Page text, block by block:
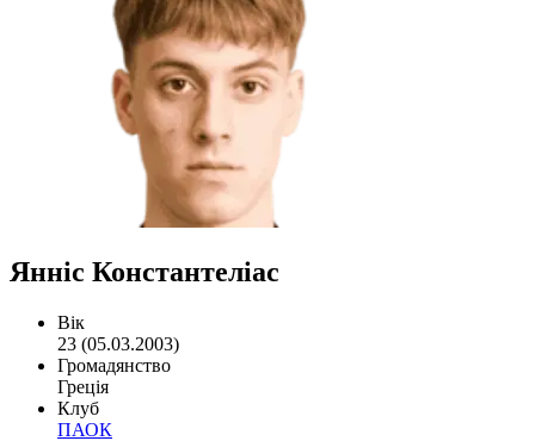
Янніс Константеліас
Вік
23 (05.03.2003)
Громадянство
Греція
Клуб
ПАОК